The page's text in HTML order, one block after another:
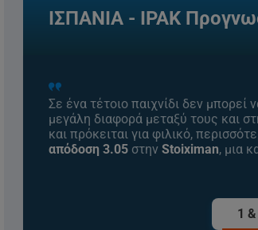
ΙΣΠΑΝΙΑ - ΙΡΑΚ
Σε ένα τέτοιο παιχνίδι δεν μπορεί
μεγάλη διαφορά μεταξύ τους και
και πρόκειται για φιλικό,
απόδοση 3.05 στην Stoiximan, μια
1